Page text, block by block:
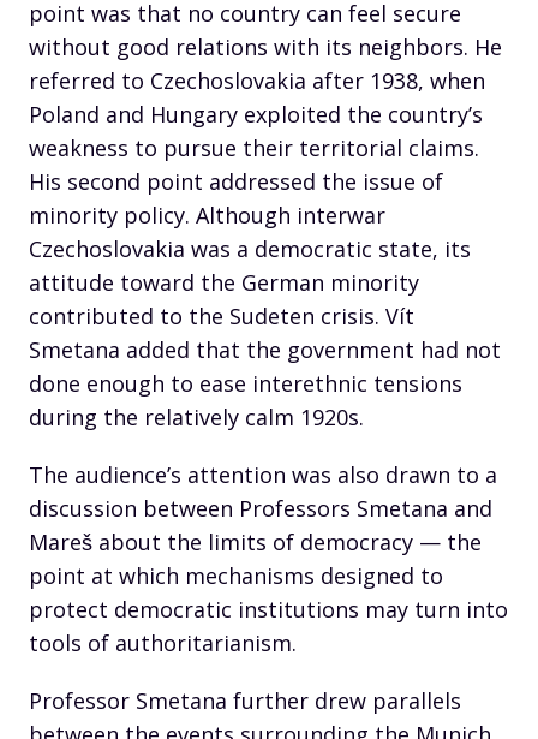
point was that no country can feel secure
without good relations with its neighbors. He
referred to Czechoslovakia after 1938, when
Poland and Hungary exploited the country’s
weakness to pursue their territorial claims.
His second point addressed the issue of
minority policy. Although interwar
Czechoslovakia was a democratic state, its
attitude toward the German minority
contributed to the Sudeten crisis. Vít
Smetana added that the government had not
done enough to ease interethnic tensions
during the relatively calm 1920s.
The audience’s attention was also drawn to a
discussion between Professors Smetana and
Mareš about the limits of democracy — the
point at which mechanisms designed to
protect democratic institutions may turn into
tools of authoritarianism.
Professor Smetana further drew parallels